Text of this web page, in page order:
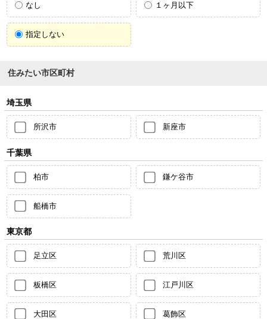
なし １ヶ月以下
指定しない
住みたい市区町村
埼玉県
所沢市 新座市
千葉県
柏市 鎌ケ谷市
船橋市
東京都
足立区 荒川区
板橋区 江戸川区
大田区 葛飾区